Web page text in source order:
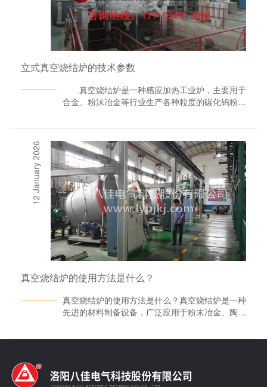
立式真空烧结炉的技术参数
真空烧结炉是一种感应加热工业炉，主要用于
合金、粉沫冶金等行业生产各种粒度的碳化钨粉、
要采用智能控温系统，全自动、高精度，完成测温
控温。 除了采用纯水冷却系统，流量监控系
统，真空烧结炉还采用了高性能中频接触器，可以
对炉体进行自动转换 。 主要技术参数：
1、*使用温度：1800℃、2300℃ 2、高温区
容积：0.01m3、0.02m3、0.03m3、0.05m3、
0.1m3、0.15m3、0.2m3、0.3m3 3、炉内工
作气氛：氢气、氮气、惰性气体等 4、温度均
匀度：≤±10℃ 温度测量：远红外线光学测温测温
范围800~2400℃或1000~3000℃;测温精度1%。
度：±1℃ 6、极限升温速度：200℃/分钟
12 January 2026
真空烧结炉的使用方法是什么？
真空烧结炉的使用方法是什么？真空烧结炉是一种
先进的材料制备设备，广泛应用于粉末冶金、陶瓷
炉的使用方法，以确保设备的正确操作和效率高的
运行。一、准备工作1.设备检查在使用真空烧结炉